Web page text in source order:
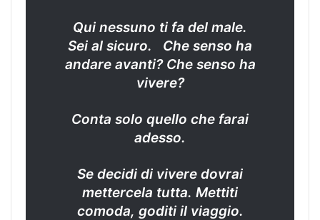
Qui nessuno ti fa del male.
Sei al sicuro. Che senso ha
andare avanti? Che senso ha
vivere?
Conta solo quello che farai
adesso.
Se decidi di vivere dovrai
mettercela tutta. Mettiti
comoda, goditi il viaggio.